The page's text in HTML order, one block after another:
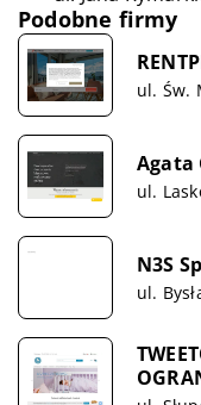
Podobne firmy
ul. Św.
Agata
ul.
N3S
ul.